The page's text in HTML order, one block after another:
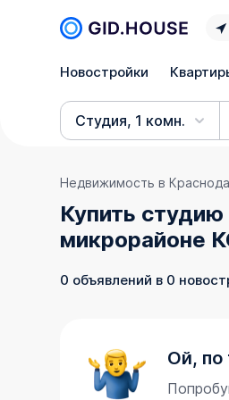
Новостройки
Студия, 1 комн.
Недвижимость в
Купить
микрорайоне
0 объявлений в 0
Ой, по